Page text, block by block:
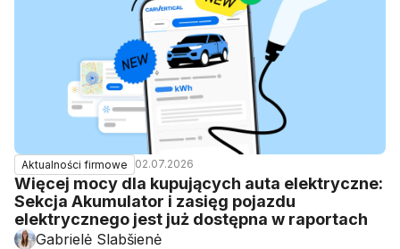
Aktualności firmowe 02.07.2026
Więcej mocy dla kupujących auta elektryczne:
Sekcja Akumulator i zasięg pojazdu
elektrycznego jest już dostępna w raportach
Gabrielė Slabšienė